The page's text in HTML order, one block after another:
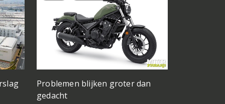
Problemen blijken groter dan
gedacht